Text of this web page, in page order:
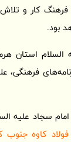
کار و
بود.
استان
سجاد علیه
فولاد کاوه